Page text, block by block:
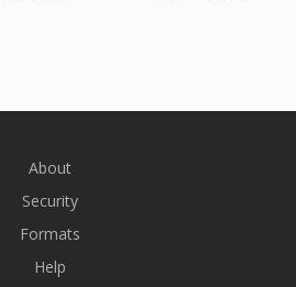
About
Security
Formats
Help